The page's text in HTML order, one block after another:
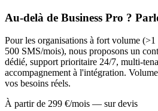
Au-delà de Business Pro ?
Pour les organisations à fort volume
500 SMS/mois), nous proposons un
dédié, support prioritaire 24/7, multi-
accompagnement à l'intégration.
vos besoins réels.
À partir de 299 €/mois — sur devis